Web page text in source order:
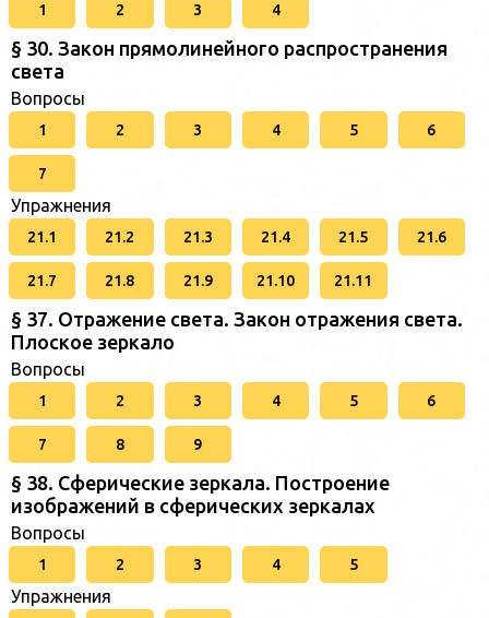
1 2 3 4
§ 30. Закон прямолинейного распространения
света
Вопросы
1 2 3 4 5 6
7
Упражнения
21.1 21.2 21.3 21.4 21.5 21.6
21.7 21.8 21.9 21.10 21.11
§ 37. Отражение света. Закон отражения света.
Плоское зеркало
Вопросы
1 2 3 4 5 6
7 8 9
§ 38. Сферические зеркала. Построение
изображений в сферических зеркалах
Вопросы
1 2 3 4 5
Упражнения